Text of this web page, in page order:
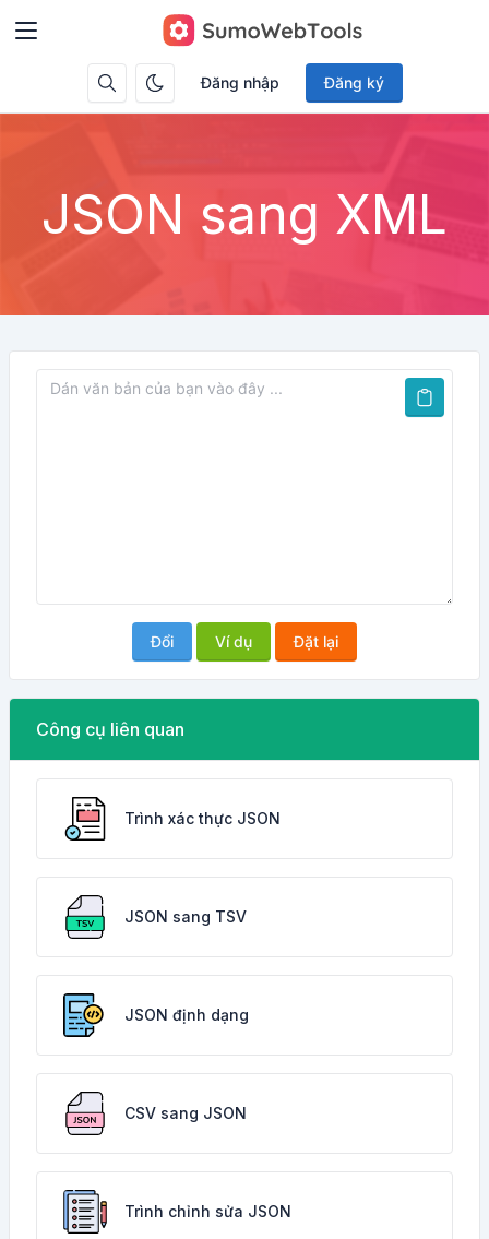
Đăng nhập Đăng ký
JSON sang XML
Đổi Ví dụ Đặt lại
Công cụ liên quan
Trình xác thực JSON
JSON sang TSV
JSON định dạng
CSV sang JSON
Trình chỉnh sửa JSON